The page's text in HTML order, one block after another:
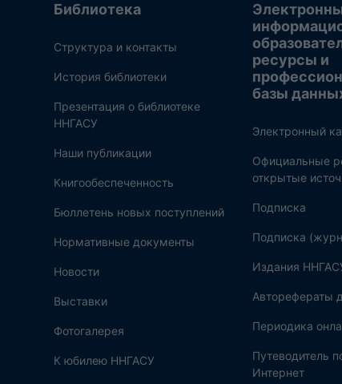
Библиотека
Структура и контакты
История библиотеки
Презентация о библиотеке
ННГАСУ
Наши публикации
Книгообеспеченность
Бюллетень новых поступлений
Нормативные документы
Новости
Выставки
Фотогалерея
К юбилею ННГАСУ
ресурсы и
базы
Электронный
Официальные
открытые
Подписка
Подписка
Издания
Авторефераты
Периодика
Путеводитель
Интернет